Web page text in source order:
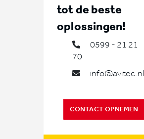
tot de beste
oplossingen!
0599 - 21 21
70
info@avitec.nl
CONTACT OPNEMEN